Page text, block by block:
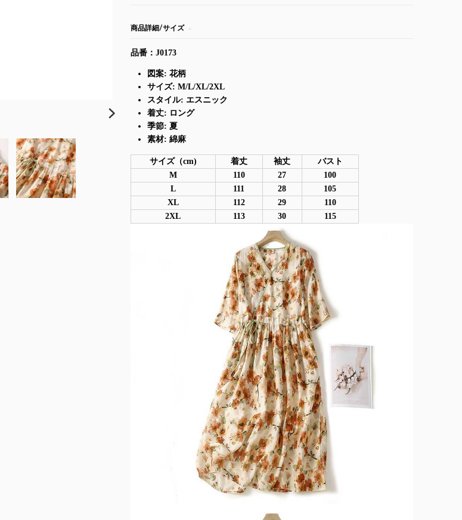
商品詳細/サイズ
品番：J0173
図案: 花柄
サイズ: M/L/XL/2XL
スタイル: エスニック
着丈: ロング
季節: 夏
素材: 綿麻
サイズ（cm) 着丈 袖丈
バスト
M
110 27
100
L
111 28
105
XL
112 29
110
2XL
113 30 115